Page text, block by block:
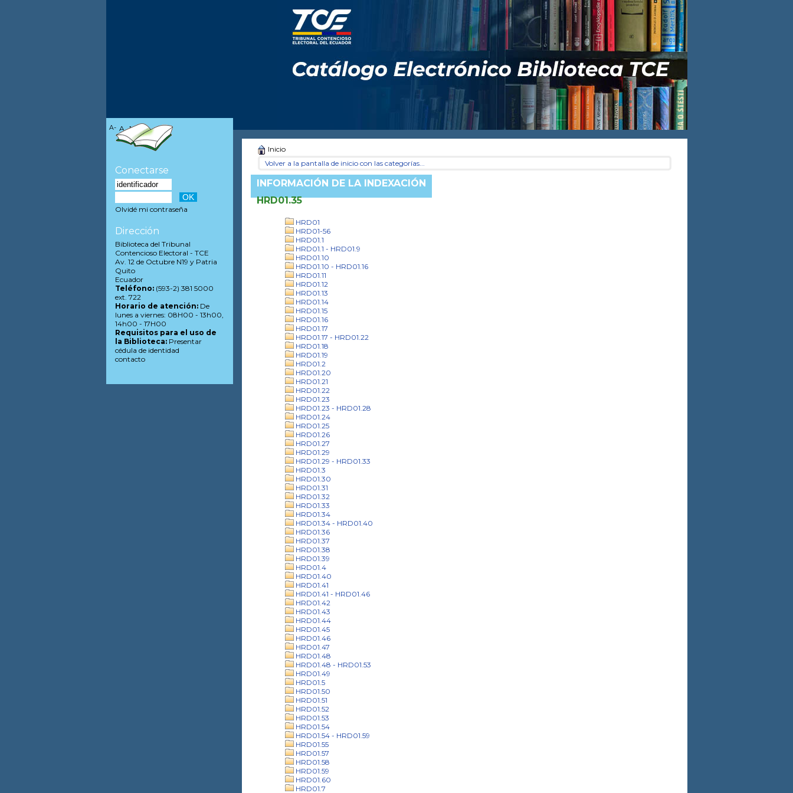
Inicio
Volver a la pantalla de inicio con las categorías...
INFORMACIÓN DE LA INDEXACIÓN
HRD01.35
HRD01
HRD01-56
HRD01.1
HRD01.1 - HRD01.9
HRD01.10
HRD01.10 - HRD01.16
HRD01.11
HRD01.12
HRD01.13
HRD01.14
HRD01.15
HRD01.16
HRD01.17
HRD01.17 - HRD01.22
HRD01.18
HRD01.19
HRD01.2
HRD01.20
HRD01.21
HRD01.22
HRD01.23
HRD01.23 - HRD01.28
HRD01.24
HRD01.25
HRD01.26
HRD01.27
HRD01.29
HRD01.29 - HRD01.33
HRD01.3
HRD01.30
HRD01.31
HRD01.32
HRD01.33
HRD01.34
HRD01.34 - HRD01.40
HRD01.36
HRD01.37
HRD01.38
HRD01.39
HRD01.4
HRD01.40
HRD01.41
HRD01.41 - HRD01.46
HRD01.42
HRD01.43
HRD01.44
HRD01.45
HRD01.46
HRD01.47
HRD01.48
HRD01.48 - HRD01.53
HRD01.49
HRD01.5
HRD01.50
HRD01.51
HRD01.52
HRD01.53
HRD01.54
HRD01.54 - HRD01.59
HRD01.55
HRD01.57
HRD01.58
HRD01.59
HRD01.60
HRD01.7
A- A A+
Conectarse
Olvidé mi contraseña
Dirección
Biblioteca del Tribunal
Contencioso Electoral - TCE
Av. 12 de Octubre N19 y Patria
Quito
Ecuador
Teléfono:(593-2) 381 5000
ext. 722
Horario de atención:De
lunes a viernes: 08H00 - 13h00,
14h00 - 17H00
Requisitos para el uso de
la Biblioteca:Presentar
cédula de identidad
contacto